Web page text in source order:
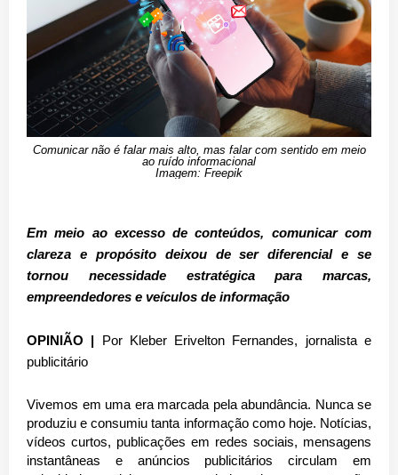
Comunicar não é falar mais alto, mas falar com sentido em meio
ao ruído informacional
Imagem: Freepik
Em meio ao excesso de conteúdos, comunicar com
clareza e propósito deixou de ser diferencial e se
tornou necessidade estratégica para marcas,
empreendedores e veículos de informação
OPINIÃO | Por Kleber Erivelton Fernandes, jornalista e
publicitário
Vivemos em uma era marcada pela abundância. Nunca se
produziu e consumiu tanta informação como hoje. Notícias,
vídeos curtos, publicações em redes sociais, mensagens
instantâneas e anúncios publicitários circulam em